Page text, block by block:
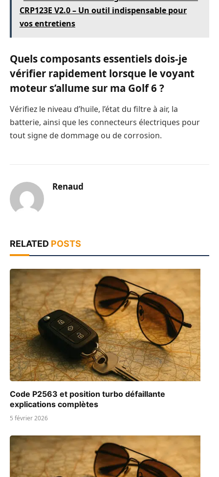
CRP123E V2.0 – Un outil indispensable pour
vos entretiens
Quels composants essentiels dois-je
vérifier rapidement lorsque le voyant
moteur s’allume sur ma Golf 6 ?
Vérifiez le niveau d’huile, l’état du filtre à air, la
batterie, ainsi que les connecteurs électriques pour
tout signe de dommage ou de corrosion.
Renaud
RELATED POSTS
Code P2563 et position turbo défaillante
explications complètes
5 février 2026